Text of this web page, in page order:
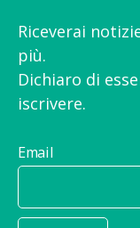
Riceverai
più.
Dichiaro di
iscrivere.
Email